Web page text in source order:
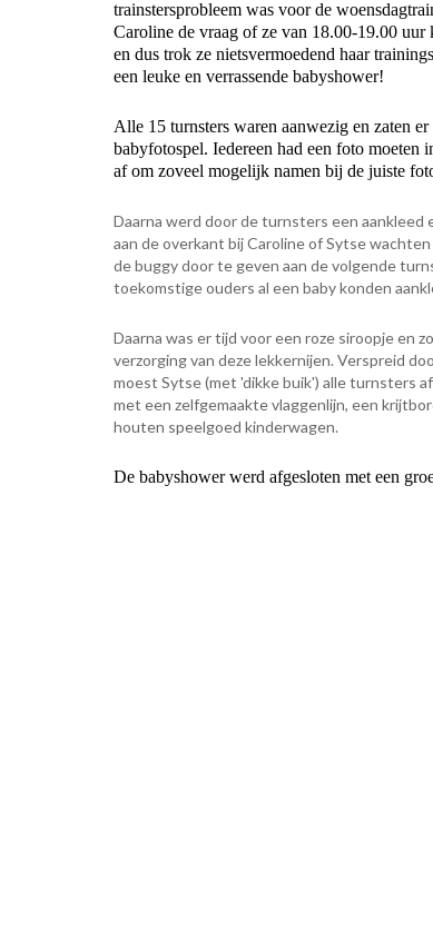
trainstersprobleem was voor de
Caroline de vraag of ze van 18.00-19.00
en dus trok ze nietsvermoedend haar
een leuke en verrassende babyshower!
Alle 15 turnsters waren aanwezig en zaten
babyfotospel. Iedereen had een foto
af om zoveel mogelijk namen bij de juiste
Daarna werd door de turnsters een
aan de overkant bij Caroline of Sytse
de buggy door te geven aan de volgende
toekomstige ouders al een baby konden
Daarna was er tijd voor een roze siroopje en
verzorging van deze lekkernijen. Verspreid
moest Sytse (met 'dikke buik') alle turnsters
met een zelfgemaakte vlaggenlijn, een
houten speelgoed kinderwagen.
De babyshower werd afgesloten met een